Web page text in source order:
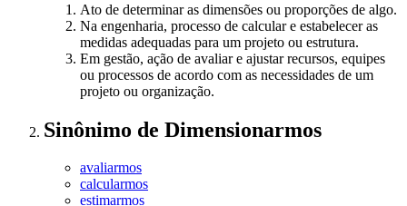
Ato de determinar as dimensões ou proporções de algo.
Na engenharia, processo de calcular e estabelecer as
medidas adequadas para um projeto ou estrutura.
Em gestão, ação de avaliar e ajustar recursos, equipes
ou processos de acordo com as necessidades de um
projeto ou organização.
Sinônimo de Dimensionarmos
avaliarmos
calcularmos
estimarmos